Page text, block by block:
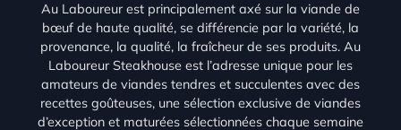
Au Laboureur est principalement axé sur la viande de
bœuf de haute qualité, se différencie par la variété, la
provenance, la qualité, la fraîcheur de ses produits. Au
Laboureur Steakhouse est l’adresse unique pour les
amateurs de viandes tendres et succulentes avec des
recettes goûteuses, une sélection exclusive de viandes
d’exception et maturées sélectionnées chaque semaine